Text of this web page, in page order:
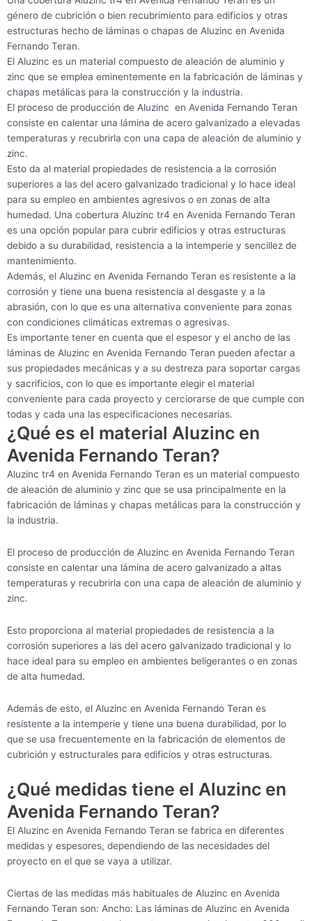
género de cubrición o bien recubrimiento para edificios y otras
estructuras hecho de láminas o chapas de Aluzinc en Avenida
Fernando Teran.
El Aluzinc es un material compuesto de aleación de aluminio y
zinc que se emplea eminentemente en la fabricación de láminas y
chapas metálicas para la construcción y la industria.
El proceso de producción de Aluzinc en Avenida Fernando Teran
consiste en calentar una lámina de acero galvanizado a elevadas
temperaturas y recubrirla con una capa de aleación de aluminio y
zinc.
Esto da al material propiedades de resistencia a la corrosión
superiores a las del acero galvanizado tradicional y lo hace ideal
para su empleo en ambientes agresivos o en zonas de alta
humedad. Una cobertura Aluzinc tr4 en Avenida Fernando Teran
es una opción popular para cubrir edificios y otras estructuras
debido a su durabilidad, resistencia a la intemperie y sencillez de
mantenimiento.
Además, el Aluzinc en Avenida Fernando Teran es resistente a la
corrosión y tiene una buena resistencia al desgaste y a la
abrasión, con lo que es una alternativa conveniente para zonas
con condiciones climáticas extremas o agresivas.
Es importante tener en cuenta que el espesor y el ancho de las
láminas de Aluzinc en Avenida Fernando Teran pueden afectar a
sus propiedades mecánicas y a su destreza para soportar cargas
y sacrificios, con lo que es importante elegir el material
conveniente para cada proyecto y cerciorarse de que cumple con
todas y cada una las especificaciones necesarias.
¿Qué es el material Aluzinc en
Avenida Fernando Teran?
Aluzinc tr4 en Avenida Fernando Teran es un material compuesto
de aleación de aluminio y zinc que se usa principalmente en la
fabricación de láminas y chapas metálicas para la construcción y
la industria.
El proceso de producción de Aluzinc en Avenida Fernando Teran
consiste en calentar una lámina de acero galvanizado a altas
temperaturas y recubrirla con una capa de aleación de aluminio y
zinc.
Esto proporciona al material propiedades de resistencia a la
corrosión superiores a las del acero galvanizado tradicional y lo
hace ideal para su empleo en ambientes beligerantes o en zonas
de alta humedad.
Además de esto, el Aluzinc en Avenida Fernando Teran es
resistente a la intemperie y tiene una buena durabilidad, por lo
que se usa frecuentemente en la fabricación de elementos de
cubrición y estructurales para edificios y otras estructuras.
¿Qué medidas tiene el Aluzinc en
Avenida Fernando Teran?
El Aluzinc en Avenida Fernando Teran se fabrica en diferentes
medidas y espesores, dependiendo de las necesidades del
proyecto en el que se vaya a utilizar.
Ciertas de las medidas más habituales de Aluzinc en Avenida
Fernando Teran son: Ancho: Las láminas de Aluzinc en Avenida